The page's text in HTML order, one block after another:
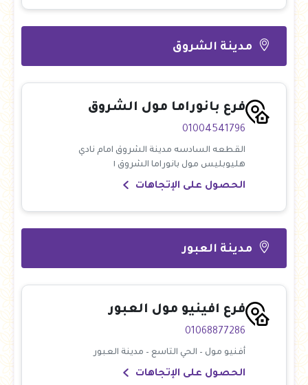
مدينة الشروق
فرع بانوراما مول الشروق
01004541796
القطعه السادسه مدينة الشروق امام نادي
هليوبليس مول بانوراما الشروق ١
الحصول على الإتجاهات
مدينة العبور
فرع افينيو مول العبور
01068877286
أفنيو مول – الحي التاسع – مدينة العبور
الحصول على الإتجاهات